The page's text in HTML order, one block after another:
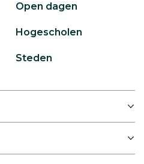
Open dagen
Hogescholen
Steden